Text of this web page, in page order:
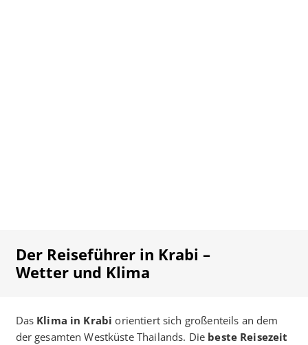
Der Reiseführer in Krabi –
Wetter und Klima
Das Klima in Krabi orientiert sich großenteils an dem
der gesamten Westküste Thailands. Die beste Reisezeit